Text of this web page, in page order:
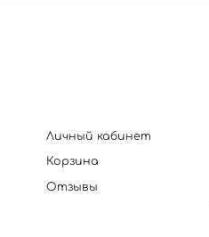
Личный кабинет
Корзина
Отзывы